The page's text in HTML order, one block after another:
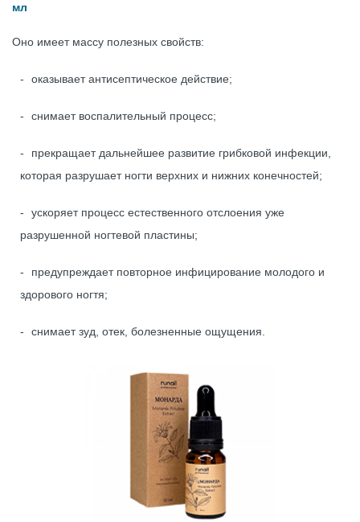
мл
Оно имеет массу полезных свойств:
оказывает антисептическое действие;
снимает воспалительный процесс;
прекращает дальнейшее развитие грибковой инфекции,
которая разрушает ногти верхних и нижних конечностей;
ускоряет процесс естественного отслоения уже
разрушенной ногтевой пластины;
предупреждает повторное инфицирование молодого и
здорового ногтя;
снимает зуд, отек, болезненные ощущения.